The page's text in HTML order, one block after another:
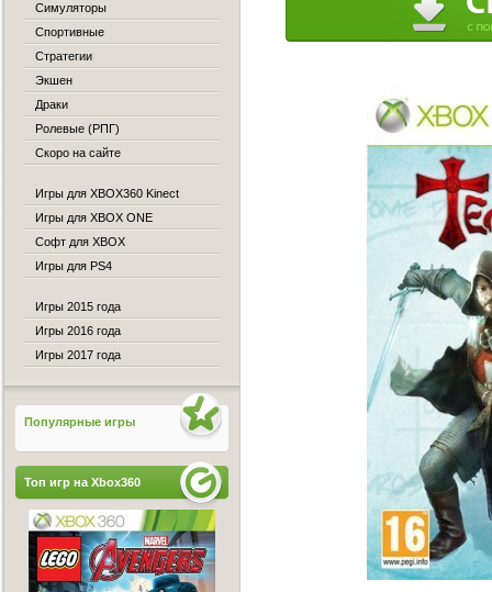
Симуляторы
Спортивные
Стратегии
Экшен
Драки
Ролевые (РПГ)
Скоро на сайте
Игры для XBOX360 Kinect
Игры для XBOX ONE
Софт для XBOX
Игры для PS4
Игры 2015 года
Игры 2016 года
Игры 2017 года
Популярные игры
Топ игр на Xbox360